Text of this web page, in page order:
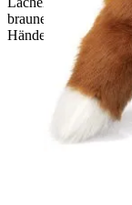
braunem
Händen.